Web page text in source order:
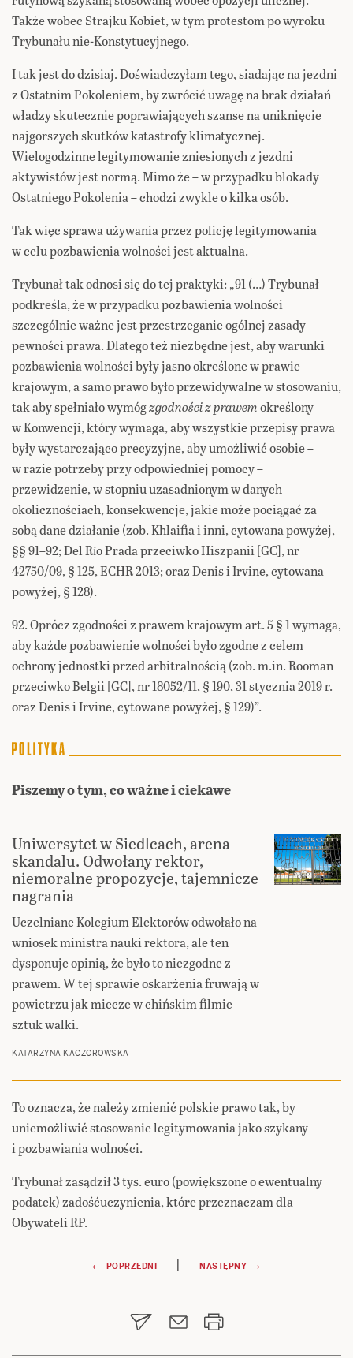
Także wobec Strajku Kobiet, w tym protestom po wyroku
Trybunału nie-Konstytucyjnego.
I tak jest do dzisiaj. Doświadczyłam tego, siadając na jezdni
z Ostatnim Pokoleniem, by zwrócić uwagę na brak działań
władzy skutecznie poprawiających szanse na uniknięcie
najgorszych skutków katastrofy klimatycznej.
Wielogodzinne legitymowanie zniesionych z jezdni
aktywistów jest normą. Mimo że – w przypadku blokady
Ostatniego Pokolenia – chodzi zwykle o kilka osób.
Tak więc sprawa używania przez policję legitymowania
w celu pozbawienia wolności jest aktualna.
Trybunał tak odnosi się do tej praktyki: „91 (…) Trybunał
podkreśla, że w przypadku pozbawienia wolności
szczególnie ważne jest przestrzeganie ogólnej zasady
pewności prawa. Dlatego też niezbędne jest, aby warunki
pozbawienia wolności były jasno określone w prawie
krajowym, a samo prawo było przewidywalne w stosowaniu,
tak aby spełniało wymógzgodności z prawemokreślony
w Konwencji, który wymaga, aby wszystkie przepisy prawa
były wystarczająco precyzyjne, aby umożliwić osobie –
w razie potrzeby przy odpowiedniej pomocy –
przewidzenie, w stopniu uzasadnionym w danych
okolicznościach, konsekwencje, jakie może pociągać za
sobą dane działanie (zob. Khlaifia i inni, cytowana powyżej,
§§ 91–92; Del Río Prada przeciwko Hiszpanii [GC], nr
42750/09, § 125, ECHR 2013; oraz Denis i Irvine, cytowana
powyżej, § 128).
92. Oprócz zgodności z prawem krajowym art. 5 § 1 wymaga,
aby każde pozbawienie wolności było zgodne z celem
ochrony jednostki przed arbitralnością (zob. m.in. Rooman
przeciwko Belgii [GC], nr 18052/11, § 190, 31 stycznia 2019 r.
oraz Denis i Irvine, cytowane powyżej, § 129)”.
Piszemy o tym, co ważne i ciekawe
Uniwersytet w Siedlcach, arena
skandalu. Odwołany rektor,
niemoralne propozycje, tajemnicze
nagrania
Uczelniane Kolegium Elektorów odwołało na
wniosek ministra nauki rektora, ale ten
dysponuje opinią, że było to niezgodne z
prawem. W tej sprawie oskarżenia fruwają w
powietrzu jak miecze w chińskim filmie
sztuk walki.
KATARZYNA KACZOROWSKA
To oznacza, że należy zmienić polskie prawo tak, by
uniemożliwić stosowanie legitymowania jako szykany
i pozbawiania wolności.
Trybunał zasądził 3 tys. euro (powiększone o ewentualny
podatek) zadośćuczynienia, które przeznaczam dla
Obywateli RP.
Nawigacja
wpisu
← POPRZEDNI | NASTĘPNY →